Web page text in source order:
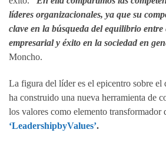
líderes organizacionales, ya que su
clave en la búsqueda del equilibrio
empresarial y éxito en la sociedad en
Moncho.
La figura del líder es el epicentro sobre el
ha construido una nueva herramienta de
los valores como elemento transformador
‘LeadershipbyValues’.